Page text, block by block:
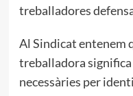
treballadores
Al Sindicat entenem
treballadora
necessàries per